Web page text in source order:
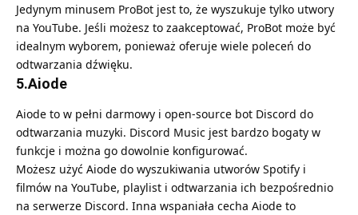
Jedynym minusem ProBot jest to, że wyszukuje tylko utwory
na YouTube. Jeśli możesz to zaakceptować, ProBot może być
idealnym wyborem, ponieważ oferuje wiele poleceń do
odtwarzania dźwięku.
5.Aiode
Aiode to w pełni darmowy i open-source bot Discord do
odtwarzania muzyki. Discord Music jest bardzo bogaty w
funkcje i można go dowolnie konfigurować.
Możesz użyć Aiode do wyszukiwania utworów Spotify i
filmów na YouTube, playlist i odtwarzania ich bezpośrednio
na serwerze Discord. Inna wspaniała cecha Aiode to